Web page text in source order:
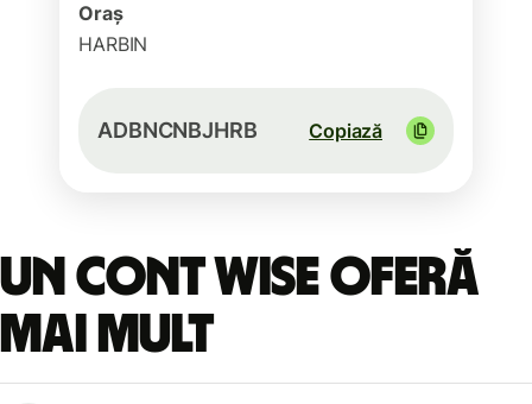
Oraș
HARBIN
ADBNCNBJHRB Copiază
Un cont Wise oferă
mai mult